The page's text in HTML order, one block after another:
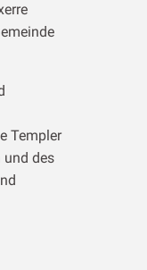
Templer
und des